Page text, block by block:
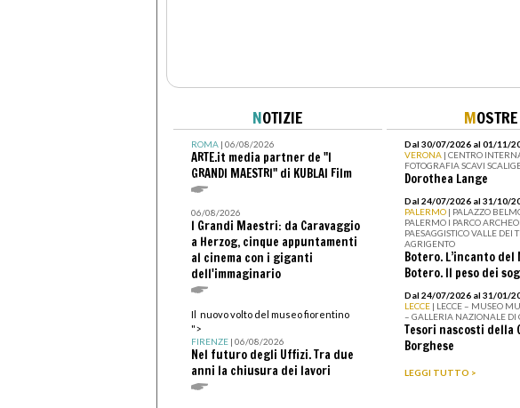
NOTIZIE
ROMA| 06/08/2026
ARTE.it media partner de "I
GRANDI MAESTRI" di KUBLAI Film
06/08/2026
I Grandi Maestri: da Caravaggio
a Herzog, cinque appuntamenti
al cinema con i giganti
dell'immaginario
Il nuovo volto del museo fiorentino
">
FIRENZE| 06/08/2026
Nel futuro degli Uffizi. Tra due
anni la chiusura dei lavori
MOSTRE
Dal 30/07/2026 al 01/11/
VERONA | CENTRO
FOTOGRAFIA SCAVI
Dorothea Lange
Dal 24/07/2026 al 31/10/
PALERMO | PALAZZO
PALERMO I PARCO
PAESAGGISTICO VALLE DEI
AGRIGENTO
Botero. L’incanto del
Botero. Il peso dei
Dal 24/07/2026 al 31/01/
LECCE | LECCE – MUSEO
– GALLERIA NAZIONALE DI
Tesori nascosti della
Borghese
LEGGI TUTTO >